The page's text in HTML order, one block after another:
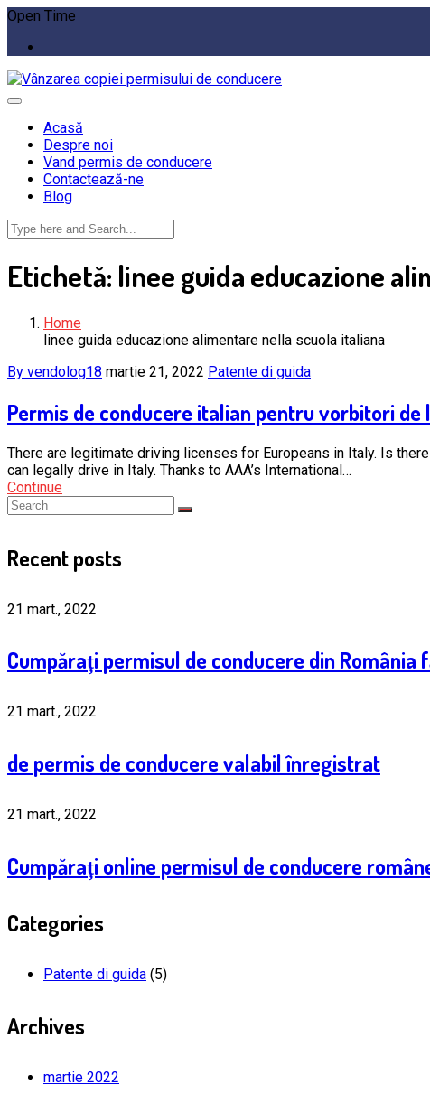
Open Time
Acasă
Despre noi
Vand permis de conducere
Contactează-ne
Blog
Etichetă: linee guida educazione
Home
linee guida educazione alimentare nella scuola italiana
By vendolog18 martie 21, 2022 Patente di guida
Permis de conducere italian pentru vorbitori de
There are legitimate driving licenses for Europeans in Italy. Is
can legally drive in Italy. Thanks to AAA’s International…
Continue
Recent posts
21 mart., 2022
Cumpărați permisul de conducere din România
21 mart., 2022
de permis de conducere valabil înregistrat
21 mart., 2022
Cumpărați online permisul de conducere
Categories
Patente di guida (5)
Archives
martie 2022